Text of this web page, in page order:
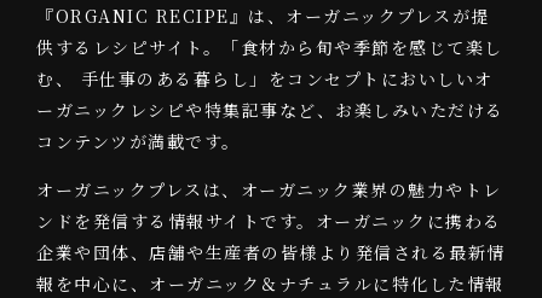
『ORGANIC RECIPE』は、オーガニックプレスが提
供するレシピサイト。「食材から旬や季節を感じて楽し
む、 手仕事のある暮らし」をコンセプトにおいしいオ
ーガニックレシピや特集記事など、お楽しみいただける
コンテンツが満載です。
オーガニックプレスは、オーガニック業界の魅力やトレ
ンドを発信する情報サイトです。オーガニックに携わる
企業や団体、店舗や生産者の皆様より発信される最新情
報を中心に、オーガニック＆ナチュラルに特化した情報